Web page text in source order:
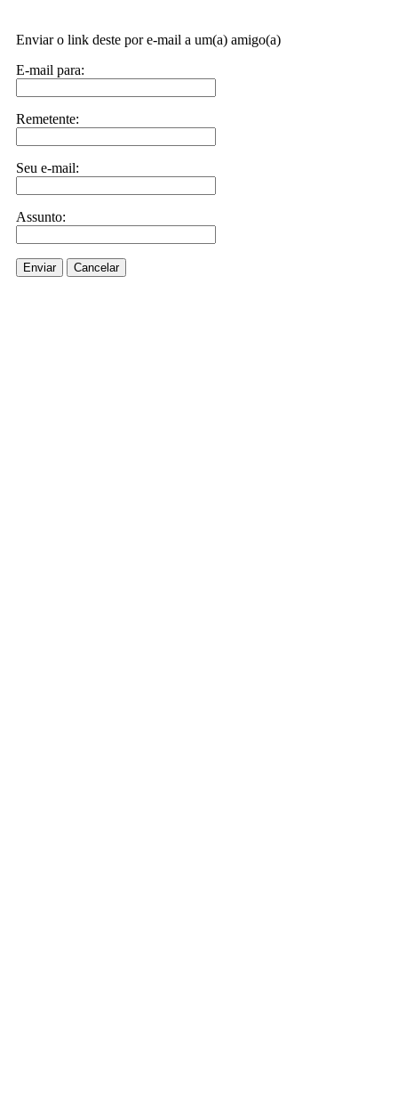
Enviar o link deste por e-mail a um(a) amigo(a)
E-mail para:
Remetente:
Seu e-mail:
Assunto:
Enviar Cancelar